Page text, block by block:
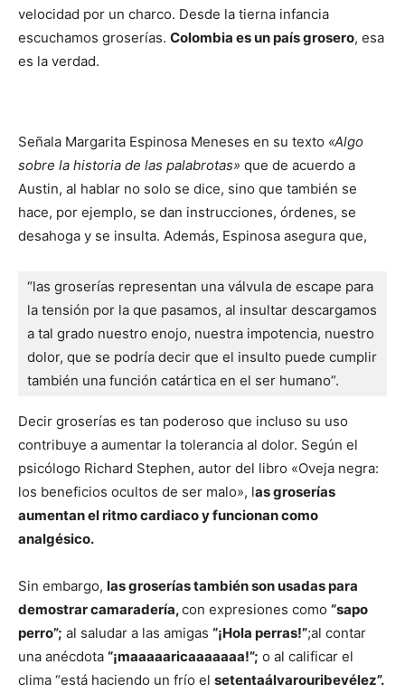
velocidad por un charco. Desde la tierna infancia
escuchamos groserías. Colombia es un país grosero, esa
es la verdad.
Señala Margarita Espinosa Meneses en su texto «Algo
sobre la historia de las palabrotas» que de acuerdo a
Austin, al hablar no solo se dice, sino que también se
hace, por ejemplo, se dan instrucciones, órdenes, se
desahoga y se insulta. Además, Espinosa asegura que,
“las groserías representan una válvula de escape para
la tensión por la que pasamos, al insultar descargamos
a tal grado nuestro enojo, nuestra impotencia, nuestro
dolor, que se podría decir que el insulto puede cumplir
también una función catártica en el ser humano”.
Decir groserías es tan poderoso que incluso su uso
contribuye a aumentar la tolerancia al dolor. Según el
psicólogo Richard Stephen, autor del libro «Oveja negra:
los beneficios ocultos de ser malo», las groserías
aumentan el ritmo cardiaco y funcionan como
analgésico.
Sin embargo, las groserías también son usadas para
demostrar camaradería,con expresiones como “sapo
perro”; al saludar a las amigas “¡Hola perras!”;al contar
una anécdota “¡maaaaaricaaaaaaa!”; o al calificar el
clima “está haciendo un frío el setentaálvarouribevélez”.